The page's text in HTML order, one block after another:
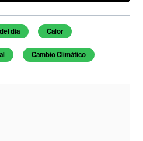
día Calor
Cambio Climático